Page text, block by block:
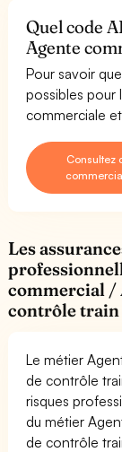
Quel code
Agente
Pour savoir
possibles pour
commerciale
Consultez
Les
commercial /
contrôle train
Le métier
de contrôle
risques
du métier
de contrôle